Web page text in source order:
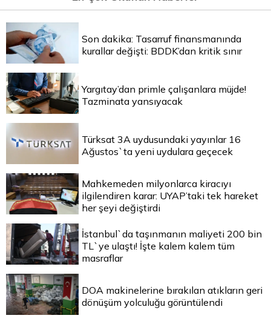
Son dakika: Tasarruf finansmanında
kurallar değişti: BDDK’dan kritik sınır
Yargıtay’dan primle çalışanlara müjde!
Tazminata yansıyacak
Türksat 3A uydusundaki yayınlar 16
Ağustos`ta yeni uydulara geçecek
Mahkemeden milyonlarca kiracıyı
ilgilendiren karar: UYAP’taki tek hareket
her şeyi değiştirdi
İstanbul`da taşınmanın maliyeti 200 bin
TL`ye ulaştı! İşte kalem kalem tüm
masraflar
DOA makinelerine bırakılan atıkların geri
dönüşüm yolculuğu görüntülendi